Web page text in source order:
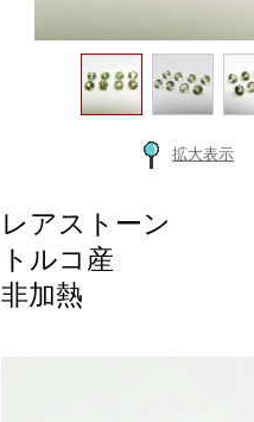
拡大表示
レアストーン
トルコ産
非加熱